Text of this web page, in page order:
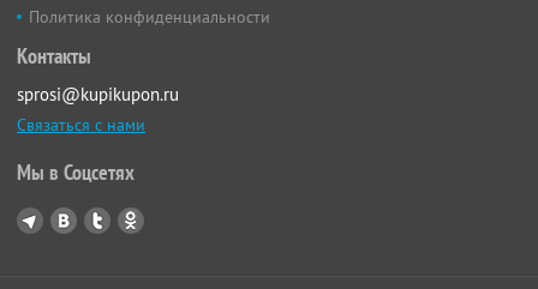
Политика конфиденциальности
Контакты
sprosi@kupikupon.ru
Связаться с нами
Мы в Соцсетях